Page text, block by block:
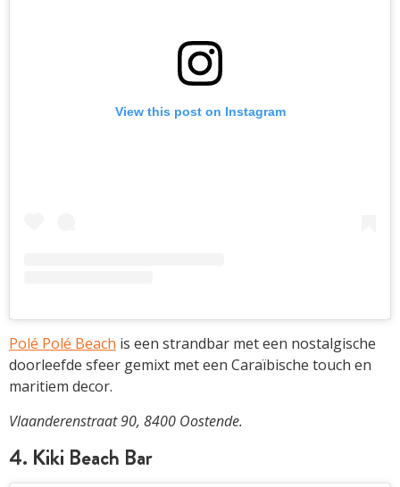
View this post on Instagram
Polé Polé Beach is een strandbar met een nostalgische
doorleefde sfeer gemixt met een Caraïbische touch en
maritiem decor.
Vlaanderenstraat 90, 8400 Oostende.
4. Kiki Beach Bar